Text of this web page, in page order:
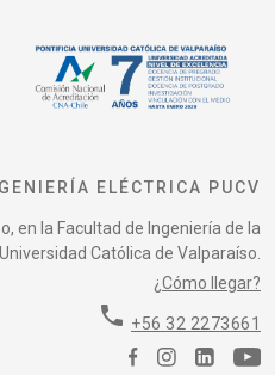
ELÉCTRICA PUCV
en la Facultad de Ingeniería de la
Católica de Valparaíso.
¿Cómo llegar?
phone +56 32 2273661